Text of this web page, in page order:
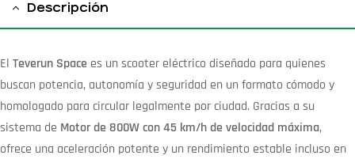
Descripción
El Teverun Space es un scooter eléctrico diseñado para quienes
buscan potencia, autonomía y seguridad en un formato cómodo y
homologado para circular legalmente por ciudad. Gracias a su
sistema de Motor de 800W con 45 km/h de velocidad máxima,
ofrece una aceleración potente y un rendimiento estable incluso en